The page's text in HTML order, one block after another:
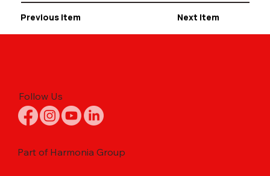
Previous Item Next Item
Follow Us
Part of Harmonia Group